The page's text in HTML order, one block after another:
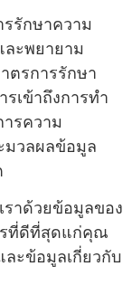
รักษาความ
ะพยายาม
ตรการรักษา
เข้าถึงการทํา
รความ
มวลผลข้อมูล
าด้วยข้อมูลของ
ที่ดีที่สุดแก่คุณ
ะข้อมูลเกี่ยวกับ